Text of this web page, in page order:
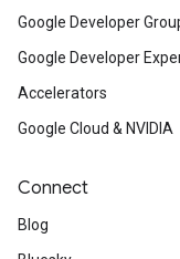
Google Developer
Google Developer
Accelerators
Google Cloud & NVIDIA
Connect
Blog